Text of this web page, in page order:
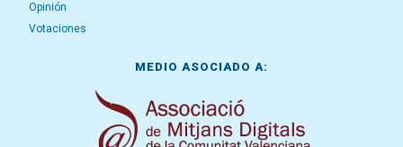
Opinión
Votaciones
MEDIO ASOCIADO A: